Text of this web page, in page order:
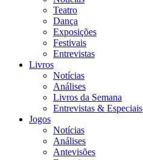
Teatro
Dança
Exposições
Festivais
Entrevistas
Livros
Notícias
Análises
Livros da Semana
Entrevistas & Especiais
Jogos
Notícias
Análises
Antevisões